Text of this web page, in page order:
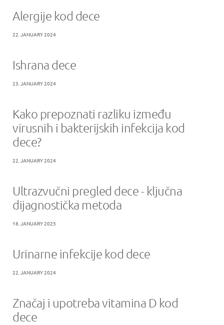
Alergije kod dece
22. JANUARY 2024
Ishrana dece
23. JANUARY 2024
Kako prepoznati razliku između
virusnih i bakterijskih infekcija kod
dece?
22. JANUARY 2024
Ultrazvučni pregled dece - ključna
dijagnostička metoda
16. JANUARY 2025
Urinarne infekcije kod dece
22. JANUARY 2024
Značaj i upotreba vitamina D kod
dece